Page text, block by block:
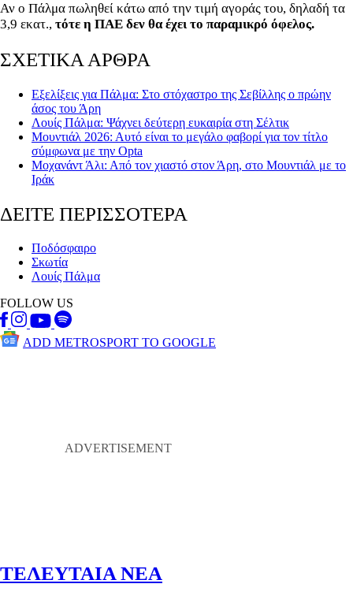
Αν ο Πάλμα πωληθεί κάτω από την τιμή αγοράς του, δηλαδή τα
3,9 εκατ., τότε η ΠΑΕ δεν θα έχει το παραμικρό όφελος.
ΣΧΕΤΙΚΑ ΑΡΘΡΑ
Εξελίξεις για Πάλμα: Στο στόχαστρο της Σεβίλλης ο πρώην
άσος του Άρη
Λουίς Πάλμα: Ψάχνει δεύτερη ευκαιρία στη Σέλτικ
Μουντιάλ 2026: Αυτό είναι το μεγάλο φαβορί για τον τίτλο
σύμφωνα με την Opta
Μοχανάντ Άλι: Από τον χιαστό στον Άρη, στο Μουντιάλ με το
Ιράκ
ΔΕΙΤΕ ΠΕΡΙΣΣΟΤΕΡΑ
Ποδόσφαιρο
Σκωτία
Λουίς Πάλμα
FOLLOW US
ADD METROSPORT TO GOOGLE
ΤΕΛΕΥΤΑΙΑ ΝΕΑ